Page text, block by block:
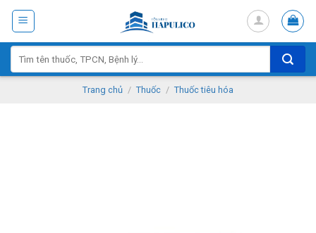
Skip
content
kiếm:
Trang chủ / Thuốc / Thuốc tiêu hóa